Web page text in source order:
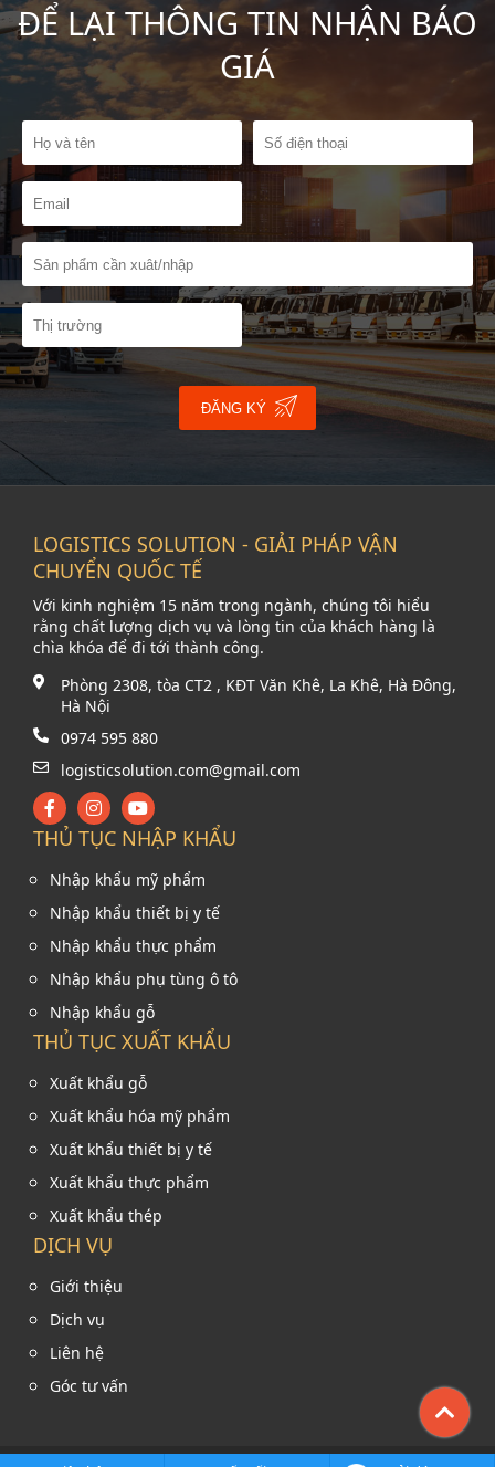
ĐỂ LẠI THÔNG TIN NHẬN BÁO
GIÁ
ĐĂNG KÝ
LOGISTICS SOLUTION - GIẢI PHÁP VẬN
CHUYỂN QUỐC TẾ
Với kinh nghiệm 15 năm trong ngành, chúng tôi hiểu
rằng chất lượng dịch vụ và lòng tin của khách hàng là
chìa khóa để đi tới thành công.
Phòng 2308, tòa CT2 , KĐT Văn Khê, La Khê, Hà Đông,
Hà Nội
0974 595 880
logisticsolution.com@gmail.com
THỦ TỤC NHẬP KHẨU
Nhập khẩu mỹ phẩm
Nhập khẩu thiết bị y tế
Nhập khẩu thực phẩm
Nhập khẩu phụ tùng ô tô
Nhập khẩu gỗ
THỦ TỤC XUẤT KHẨU
Xuất khẩu gỗ
Xuất khẩu hóa mỹ phẩm
Xuất khẩu thiết bị y tế
Xuất khẩu thực phẩm
Xuất khẩu thép
DỊCH VỤ
Giới thiệu
Dịch vụ
Liên hệ
Góc tư vấn